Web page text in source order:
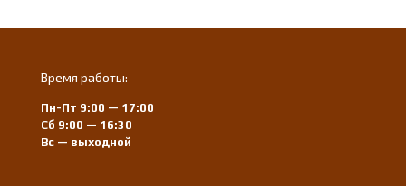
Время работы:
Пн-Пт 9:00 — 17:00
Сб 9:00 — 16:30
Вс — выходной